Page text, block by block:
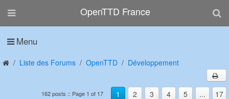
OpenTTD France
Menu
Liste des Forums OpenTTD Développement
1 2 3 4 5 ... 17
162 posts :: Page 1 of 17